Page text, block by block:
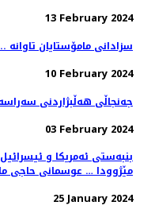
13 February 2024
سزادانی مامۆستایان
10 February 2024
جەنجاڵی هەڵبژاردنی
03 February 2024
بنبەستی ئەمریکا و
مێژوودا … عوسمانی حاجی
25 January 2024